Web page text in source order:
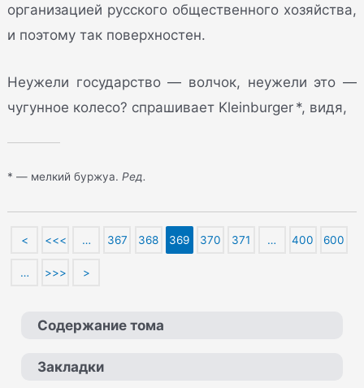
организацией русского общественного хозяйства,
и поэтому так поверхностен.
Неужели государство — волчок, неужели это —
чугунное колесо? спрашивает Kleinburger *, видя,
* — мелкий буржуа.Ред.
< <<< … 367 368 369 370 371 … 400 600
… >>> >
Содержание тома
Закладки